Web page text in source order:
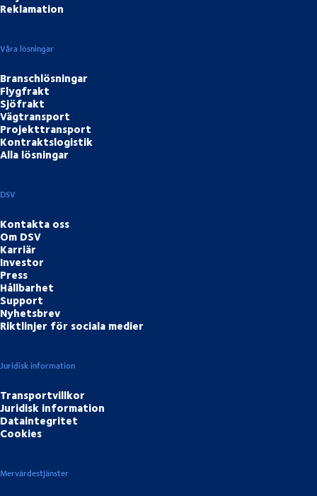
Reklamation
Våra lösningar
Branschlösningar
Flygfrakt
Sjöfrakt
Vägtransport
Projekttransport
Kontraktslogistik
Alla lösningar
DSV
Kontakta oss
Om DSV
Karriär
Investor
Press
Hållbarhet
Support
Nyhetsbrev
Riktlinjer för sociala medier
Juridisk information
Transportvillkor
Juridisk information
Dataintegritet
Cookies
Mervärdestjänster